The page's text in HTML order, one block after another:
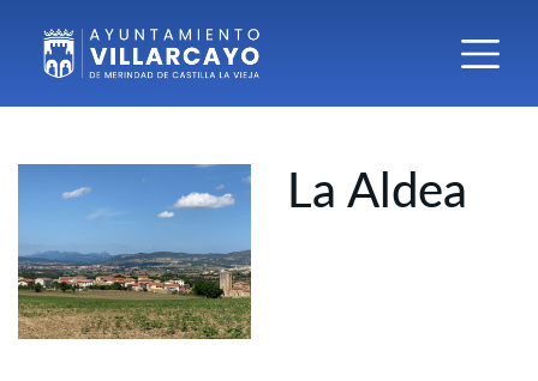
La Aldea